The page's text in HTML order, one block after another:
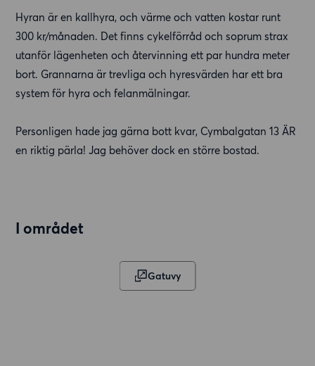
Hyran är en kallhyra, och värme och vatten kostar runt
300 kr/månaden. Det finns cykelförråd och soprum strax
utanför lägenheten och återvinning ett par hundra meter
bort. Grannarna är trevliga och hyresvärden har ett bra
system för hyra och felanmälningar.
Personligen hade jag gärna bott kvar, Cymbalgatan 13 ÄR
en riktig pärla! Jag behöver dock en större bostad.
I området
Gatuvy